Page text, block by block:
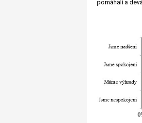
pomáhali a